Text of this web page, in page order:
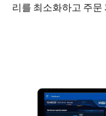
리를 최소화하고 주문